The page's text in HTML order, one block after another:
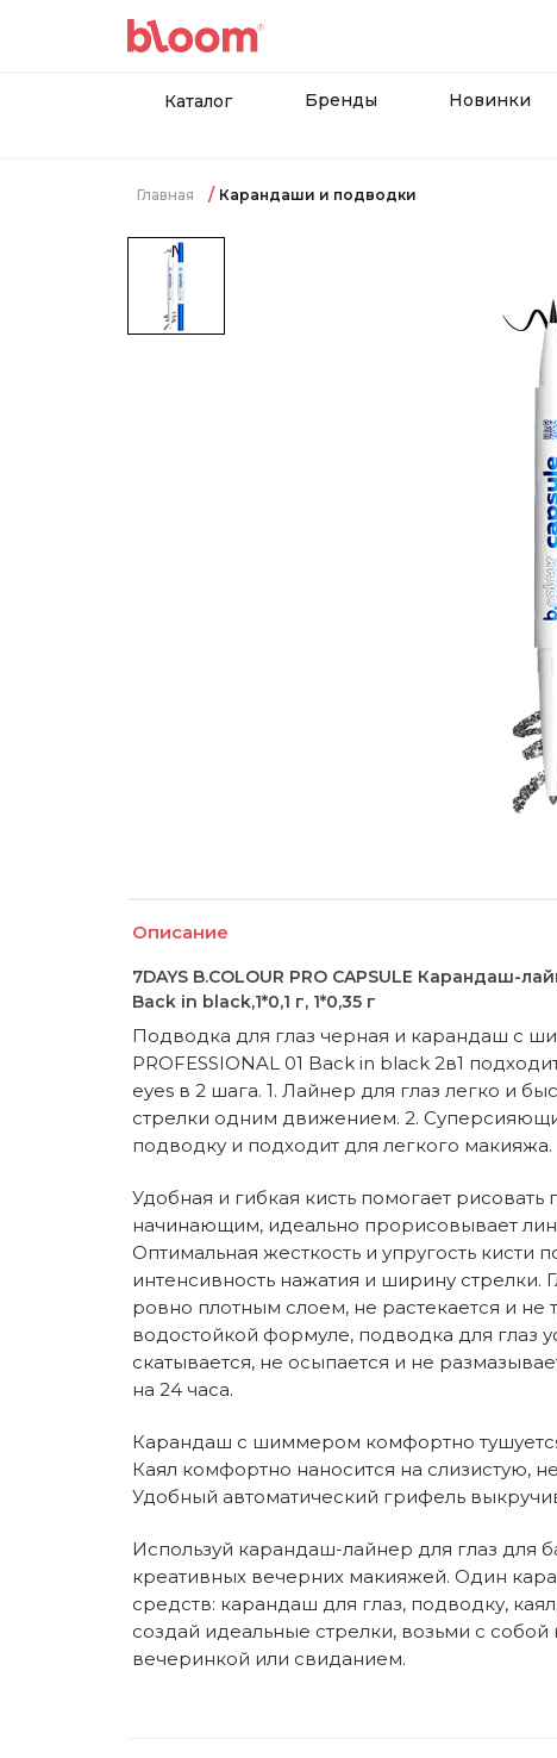
Каталог Бренды Новинки
Главная Карандаши и подводки
Описание
7DAYS B.COLOUR PRO CAPSULE Карандаш-
Back in black,1*0,1 г, 1*0,35 г
Подводка для глаз черная и карандаш с
PROFESSIONAL 01 Back in black 2в1
eyes в 2 шага. 1. Лайнер для глаз легко и
стрелки одним движением. 2.
подводку и подходит для легкого макияжа.
Удобная и гибкая кисть помогает
начинающим, идеально прорисовывает
Оптимальная жесткость и упругость кисти
интенсивность нажатия и ширину стрелки.
ровно плотным слоем, не растекается и не
водостойкой формуле, подводка для глаз
скатывается, не осыпается и не
на 24 часа.
Карандаш с шиммером комфортно
Каял комфортно наносится на слизистую,
Удобный автоматический грифель
Используй карандаш-лайнер для глаз для
креативных вечерних макияжей. Один
средств: карандаш для глаз, подводку,
создай идеальные стрелки, возьми с
вечеринкой или свиданием.